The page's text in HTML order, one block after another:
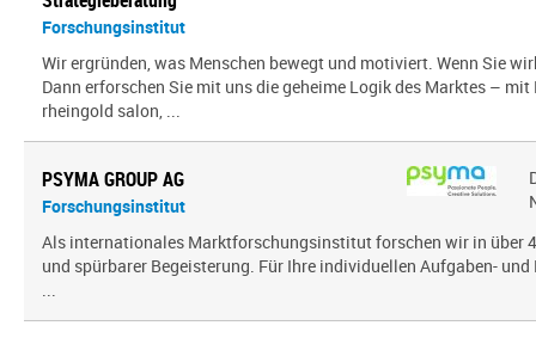
Forschungsinstitut
Wir ergründen, was Menschen bewegt und motiviert. Wenn Sie
Dann erforschen Sie mit uns die geheime Logik des Marktes –
rheingold salon, ...
PSYMA GROUP AG
Forschungsinstitut
Als internationales Marktforschungsinstitut forschen wir in über
und spürbarer Begeisterung. Für Ihre individuellen Aufgaben-
...